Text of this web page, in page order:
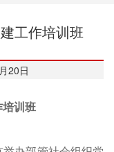
工作培训班
20日
培训班